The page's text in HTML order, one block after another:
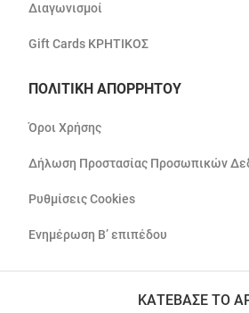
Διαγωνισμοί
Gift Cards ΚΡΗΤΙΚΟΣ
ΠΟΛΙΤΙΚΗ ΑΠΟΡΡΗΤΟΥ
Όροι Χρήσης
Δήλωση Προστασίας Προσωπικών
Ρυθμίσεις Cookies
Ενημέρωση Β’ επιπέδου
ΚΑΤΕΒΑΣΕ ΤΟ